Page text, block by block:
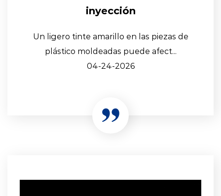
inyección
Un ligero tinte amarillo en las piezas de
plástico moldeadas puede afect...
04-24-2026